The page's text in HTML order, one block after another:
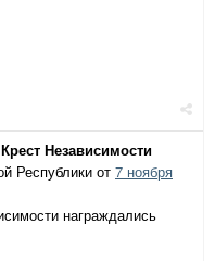
Крест Независимости
Республики от 7 ноября
награждались